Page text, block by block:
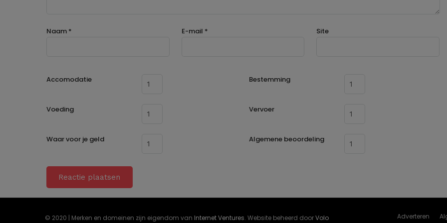
Naam * E-mail * Site
Accomodatie Bestemming
Voeding Vervoer
Waar voor je geld Algemene beoordeling
Adverteren
© 2020 | Merken en domeinen zijn eigendom van Internet Ventures. Website beheerd doorVolo